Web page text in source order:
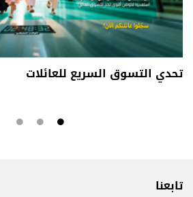
تحدي التسوق السريع للعائلات
تابعنا